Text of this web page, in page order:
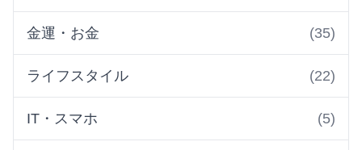
金運・お金 (35)
ライフスタイル (22)
IT・スマホ (5)